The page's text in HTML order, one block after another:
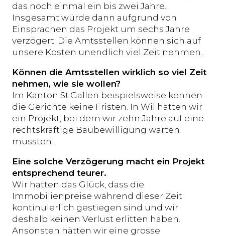
das noch einmal ein bis zwei Jahre.
Insgesamt würde dann aufgrund von
Einsprachen das Projekt um sechs Jahre
verzögert. Die Amtsstellen können sich auf
unsere Kosten unendlich viel Zeit nehmen.
Können die Amtsstellen wirklich so viel Zeit
nehmen, wie sie wollen?
Im Kanton St.Gallen beispielsweise kennen
die Gerichte keine Fristen. In Wil hatten wir
ein Projekt, bei dem wir zehn Jahre auf eine
rechtskräftige Baubewilligung warten
mussten!
Eine solche Verzögerung macht ein Projekt
entsprechend teurer.
Wir hatten das Glück, dass die
Immobilienpreise während dieser Zeit
kontinuierlich gestiegen sind und wir
deshalb keinen Verlust erlitten haben.
Ansonsten hätten wir eine grosse